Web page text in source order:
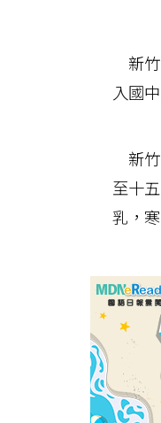
新竹
入國
新竹
至十
乳，